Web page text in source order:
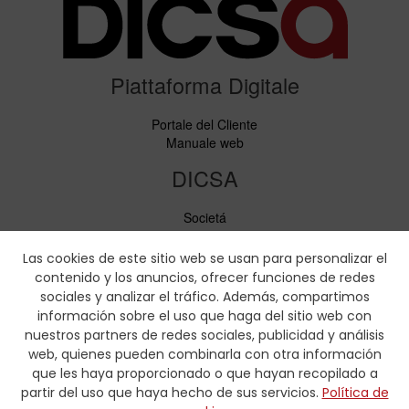
Las cookies de este sitio web se usan para personalizar el
contenido y los anuncios, ofrecer funciones de redes
sociales y analizar el tráfico. Además, compartimos
información sobre el uso que haga del sitio web con
nuestros partners de redes sociales, publicidad y análisis
web, quienes pueden combinarla con otra información
que les haya proporcionado o que hayan recopilado a
partir del uso que haya hecho de sus servicios. Política de
Piattaforma Digitale
Portale del Cliente
Manuale web
DICSA
Societá
Notizie ed Eventi
Servizi
Codice di condotta
Responsabilità sociale
Scaricare
Cataloghi di vendita
Certificati
Tabelle di pressatura